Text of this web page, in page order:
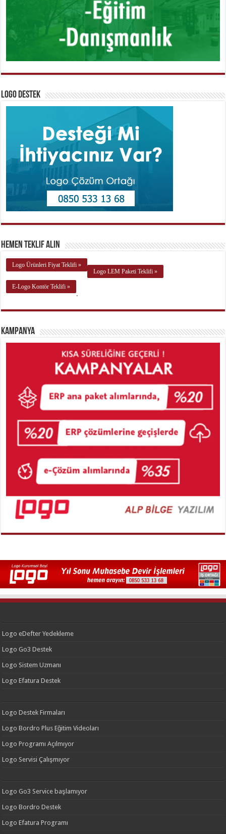
Logo Destek
Hemen Teklif Alın
Logo Ürünleri Fiyat Teklifi »
Logo LEM Paketi Teklifi »
E-Logo Kontör Teklifi »
.
Kampanya
Logo eDefter Yedekleme
Logo Go3 Destek
Logo Sistem Uzmanı
Logo Efatura Destek
Logo Destek Firmaları
Logo Bordro Plus Eğitim Videoları
Logo Programı Açılmıyor
Logo Servisi Çalışmıyor
Logo Go3 Service başlamıyor
Logo Bordro Destek
Logo Efatura Programı